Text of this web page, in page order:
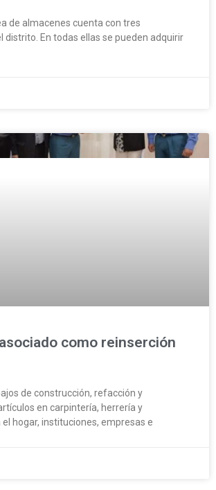
de almacenes cuenta con tres
distrito. En todas ellas se pueden adquirir
como reinserción
de construcción, refacción y
en carpintería, herrería y
hogar, instituciones, empresas e